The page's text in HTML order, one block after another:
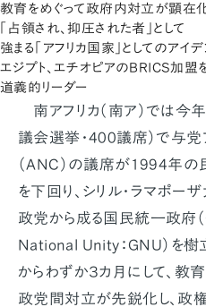
教育をめぐって政府内対立が顕在
「占領され、抑圧された者」として
強まる「アフリカ国家」としてのアイデ
エジプト、エチオピアのBRICS加盟
道義的リーダー
南アフリカ（南ア）では今
議会選挙・400議席）で与党
（ANC）の議席が1994年
を下回り、シリル・ラマポ
政党から成る国民統一政府
National Unity：GNU）を樹
からわずか３カ月にして、教
政党間対立が先鋭化し、政